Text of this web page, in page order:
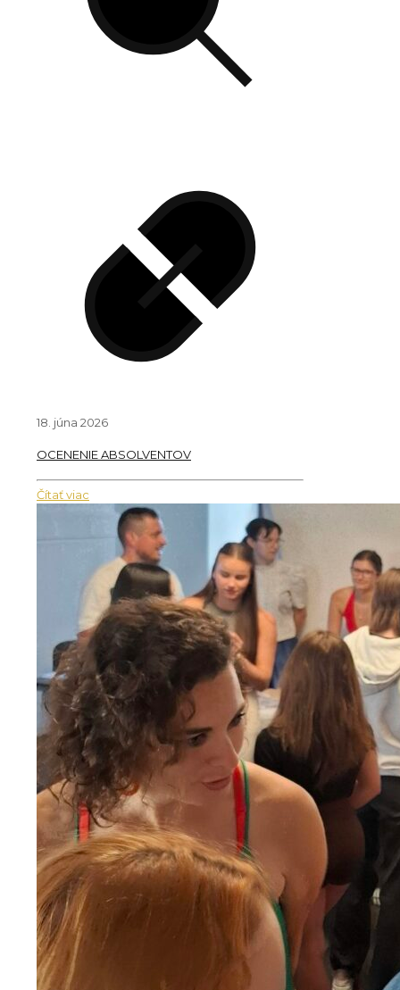
18. júna 2026
OCENENIE ABSOLVENTOV
Čítať viac